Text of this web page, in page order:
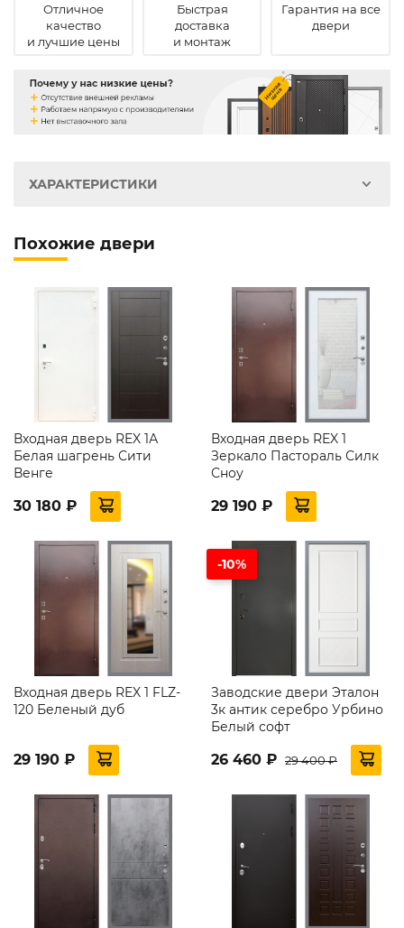
Отличное
качество
и лучшие цены
Быстрая
доставка
и монтаж
Гарантия на все
двери
ХАРАКТЕРИСТИКИ
Похожие двери
Входная дверь REX 1А
Белая шагрень Сити
Венге
30 180 ₽
Входная дверь REX 1
Зеркало Пастораль Силк
Сноу
29 190 ₽
Входная дверь REX 1 FLZ-
120 Беленый дуб
29 190 ₽
-10%
Заводские двери Эталон
3к антик серебро Урбино
Белый софт
26 460 ₽ 29 400 ₽